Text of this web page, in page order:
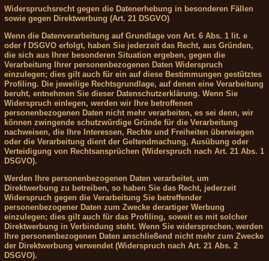
Widerspruchsrecht gegen die Datenerhebung in besonderen Fällen
sowie gegen Direktwerbung (Art. 21 DSGVO)
Wenn die Datenverarbeitung auf Grundlage von Art. 6 Abs. 1 lit. e
oder f DSGVO erfolgt, haben Sie jederzeit das Recht, aus Gründen,
die sich aus Ihrer besonderen Situation ergeben, gegen die
Verarbeitung Ihrer personenbezogenen Daten Widerspruch
einzulegen; dies gilt auch für ein auf diese Bestimmungen gestütztes
Profiling. Die jeweilige Rechtsgrundlage, auf denen eine Verarbeitung
beruht, entnehmen Sie dieser Datenschutzerklärung. Wenn Sie
Widerspruch einlegen, werden wir Ihre betroffenen
personenbezogenen Daten nicht mehr verarbeiten, es sei denn, wir
können zwingende schutzwürdige Gründe für die Verarbeitung
nachweisen, die Ihre Interessen, Rechte und Freiheiten überwiegen
oder die Verarbeitung dient der Geltendmachung, Ausübung oder
Verteidigung von Rechtsansprüchen (Widerspruch nach Art. 21 Abs. 1
DSGVO).
Werden Ihre personenbezogenen Daten verarbeitet, um
Direktwerbung zu betreiben, so haben Sie das Recht, jederzeit
Widerspruch gegen die Verarbeitung Sie betreffender
personenbezogener Daten zum Zwecke derartiger Werbung
einzulegen; dies gilt auch für das Profiling, soweit es mit solcher
Direktwerbung in Verbindung steht. Wenn Sie widersprechen, werden
Ihre personenbezogenen Daten anschließend nicht mehr zum Zwecke
der Direktwerbung verwendet (Widerspruch nach Art. 21 Abs. 2
DSGVO).